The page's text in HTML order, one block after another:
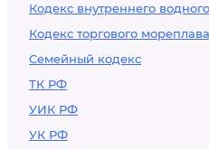
Кодекс внутреннего
Кодекс торгового
Семейный кодекс
ТК РФ
УИК РФ
УК РФ